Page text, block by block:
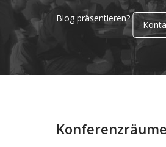
Blog präsentieren?